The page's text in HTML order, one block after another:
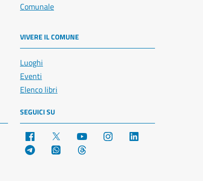
Comunale
VIVERE IL COMUNE
Luoghi
Eventi
Elenco libri
SEGUICI SU
Facebook YouTube Instagram
Telegram WhatsApp